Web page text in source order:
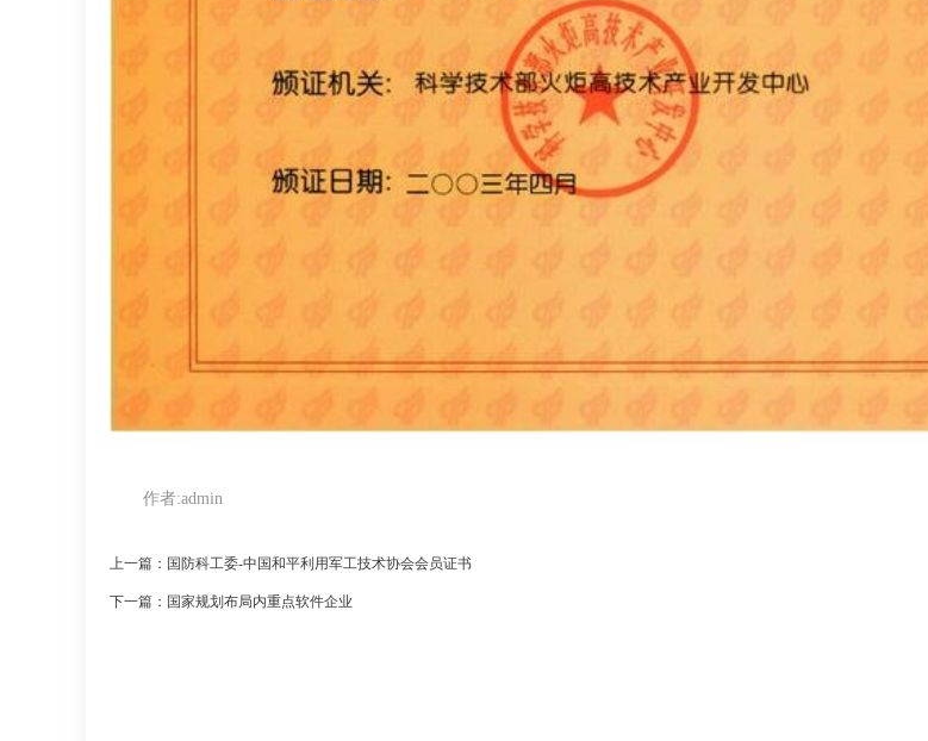
作者:admin
上一篇：国防科工委-中国和平利用军工技术协会会员证书
下一篇：国家规划布局内重点软件企业